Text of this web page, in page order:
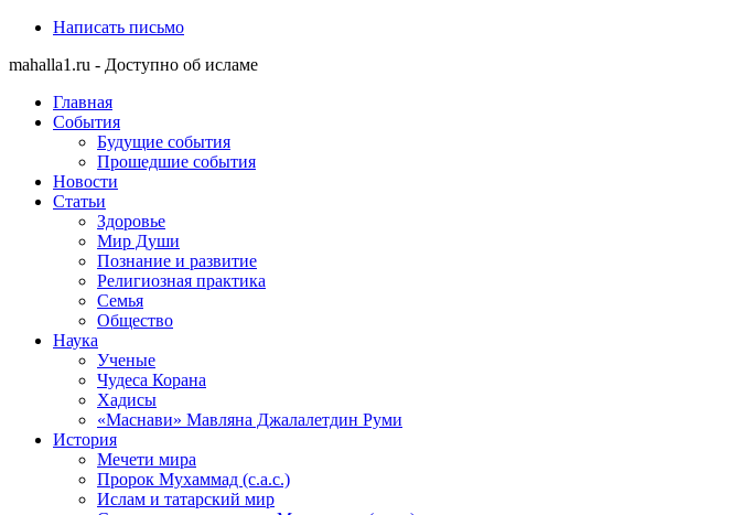
Написать письмо
mahalla1.ru - Доступно об исламе
Главная
События
Будущие события
Прошедшие события
Новости
Статьи
Здоровье
Мир Души
Познание и развитие
Религиозная практика
Семья
Общество
Наука
Ученые
Чудеса Корана
Хадисы
«Маснави» Мавляна Джалалетдин Руми
История
Мечети мира
Пророк Мухаммад (с.а.с.)
Ислам и татарский мир